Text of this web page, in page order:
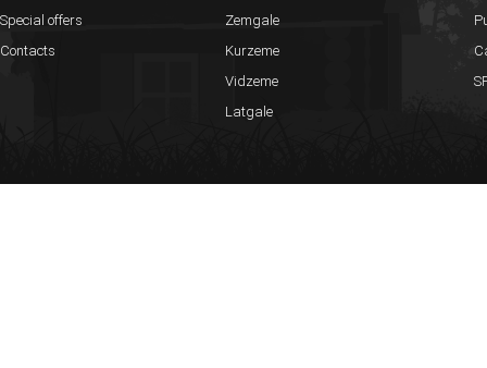
Special offers
Contacts
Zemgale
Kurzeme
Vidzeme
Latgale